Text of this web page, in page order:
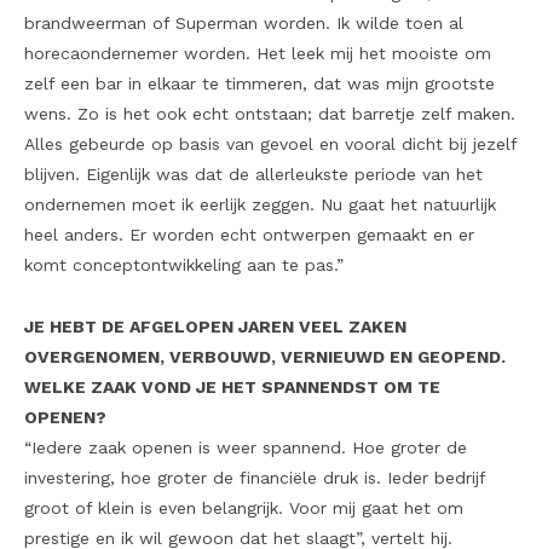
brandweerman of Superman worden. Ik wilde toen al
horecaondernemer worden. Het leek mij het mooiste om
zelf een bar in elkaar te timmeren, dat was mijn grootste
wens. Zo is het ook echt ontstaan; dat barretje zelf maken.
Alles gebeurde op basis van gevoel en vooral dicht bij jezelf
blijven. Eigenlijk was dat de allerleukste periode van het
ondernemen moet ik eerlijk zeggen. Nu gaat het natuurlijk
heel anders. Er worden echt ontwerpen gemaakt en er
komt conceptontwikkeling aan te pas.”
JE HEBT DE AFGELOPEN JAREN VEEL ZAKEN
OVERGENOMEN, VERBOUWD, VERNIEUWD EN GEOPEND.
WELKE ZAAK VOND JE HET SPANNENDST OM TE
OPENEN?
“Iedere zaak openen is weer spannend. Hoe groter de
investering, hoe groter de financiële druk is. Ieder bedrijf
groot of klein is even belangrijk. Voor mij gaat het om
prestige en ik wil gewoon dat het slaagt”, vertelt hij.